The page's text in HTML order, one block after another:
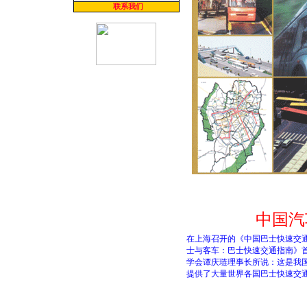
联系我们
中国
在上海召开的《中国巴士快速交
士与客车：巴士快速交通指南》
学会谭庆琏理事长所说：这是我
提供了大量世界各国巴士快速交